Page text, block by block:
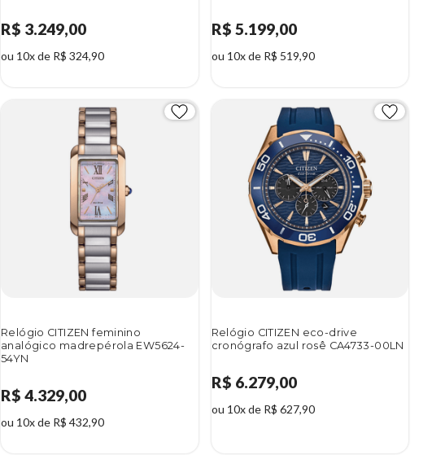
R$ 3.249,00
ou 10x de R$ 324,90
R$ 5.199,00
ou 10x de R$ 519,90
Relógio CITIZEN feminino
analógico madrepérola EW5624-
54YN
R$ 4.329,00
ou 10x de R$ 432,90
Relógio CITIZEN eco-drive
cronógrafo azul rosê CA4733-00LN
R$ 6.279,00
ou 10x de R$ 627,90